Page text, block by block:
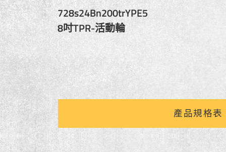
728s24Bn200trYPE5
8吋TPR-活動輪
產品規格表